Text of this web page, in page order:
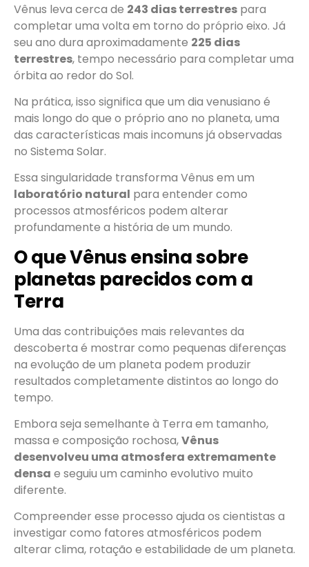
Vênus leva cerca de 243 dias terrestres para
completar uma volta em torno do próprio eixo. Já
seu ano dura aproximadamente 225 dias
terrestres, tempo necessário para completar uma
órbita ao redor do Sol.
Na prática, isso significa que um dia venusiano é
mais longo do que o próprio ano no planeta, uma
das características mais incomuns já observadas
no Sistema Solar.
Essa singularidade transforma Vênus em um
laboratório natural para entender como
processos atmosféricos podem alterar
profundamente a história de um mundo.
O que Vênus ensina sobre
planetas parecidos com a
Terra
Uma das contribuições mais relevantes da
descoberta é mostrar como pequenas diferenças
na evolução de um planeta podem produzir
resultados completamente distintos ao longo do
tempo.
Embora seja semelhante à Terra em tamanho,
massa e composição rochosa,Vênus
desenvolveu uma atmosfera extremamente
densa e seguiu um caminho evolutivo muito
diferente.
Compreender esse processo ajuda os cientistas a
investigar como fatores atmosféricos podem
alterar clima, rotação e estabilidade de um planeta.